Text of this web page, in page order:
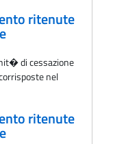
ritenute
di cessazione
nel
ritenute